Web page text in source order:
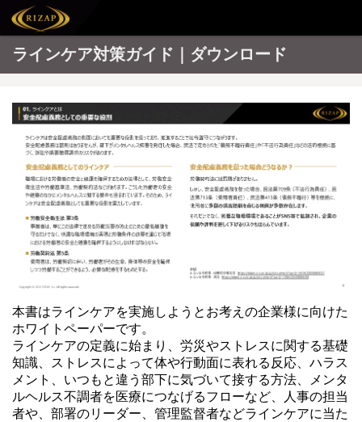
ラインケア対策ガイド｜ダウンロード
本書はラインケアを実施しようとお考えの企業様に向けた
ホワイトペーパーです。
ラインケアの定義に始まり、労災やストレスに関する基礎
知識、ストレスによって体や行動面に表れる反応、ハラス
メント、いつもと違う部下に気づいて接する方法、メンタ
ルヘルス不調者を医療につなげるフローなど、人事の担当
者や、部署のリーダー、管理監督者などラインケアに当た